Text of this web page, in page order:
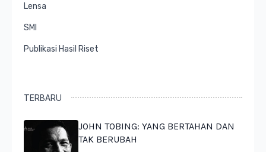
Lensa
SMI
Publikasi Hasil Riset
TERBARU
JOHN TOBING: YANG BERTAHAN DAN
TAK BERUBAH